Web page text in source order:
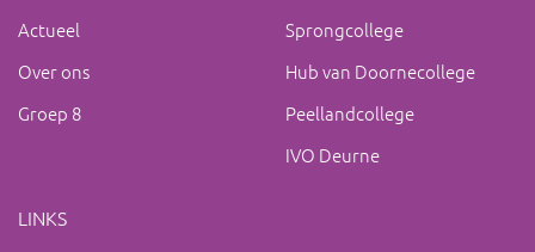
Actueel
Over ons
Groep 8
Sprongcollege
Hub van Doornecollege
Peellandcollege
IVO Deurne
LINKS